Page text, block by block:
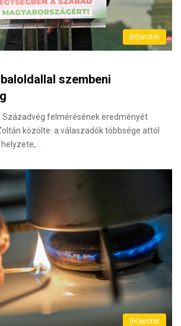
(H)arctér
szembeni
Századvég felmérésének eredményét
közölte: a válaszadók többsége attól
(H)arctér